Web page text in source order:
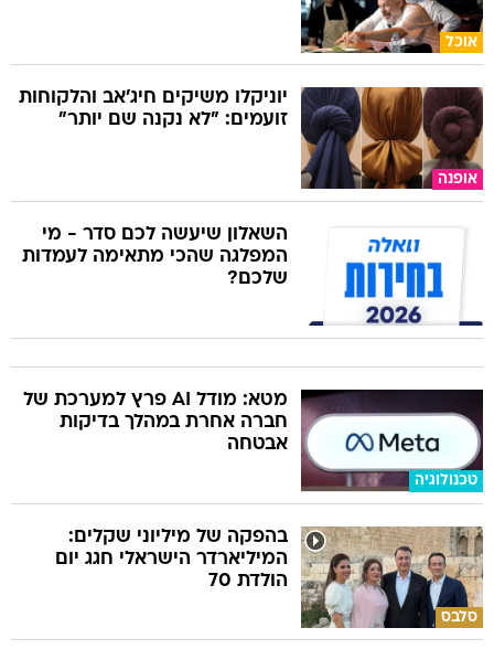
אוכל
אופנה
יוניקלו משיקים חיג'אב והלקוחות
זועמים: "לא נקנה שם יותר"
השאלון שיעשה לכם סדר - מי
המפלגה שהכי מתאימה לעמדות
שלכם?
טכנולוגיה
מטא: מודל AI פרץ למערכת של
חברה אחרת במהלך בדיקות
אבטחה
סלבס
בהפקה של מיליוני שקלים:
המיליארדר הישראלי חגג יום
הולדת 70